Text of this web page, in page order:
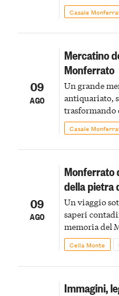
Casale
09
AGO
Mercatino
Monferrato
Un grande
antiquariato,
trasformando
Monferrato in
Casale
09
AGO
Monferrato
della pietra
Un viaggio
saperi
memoria del
Cella Monte
Immagini,